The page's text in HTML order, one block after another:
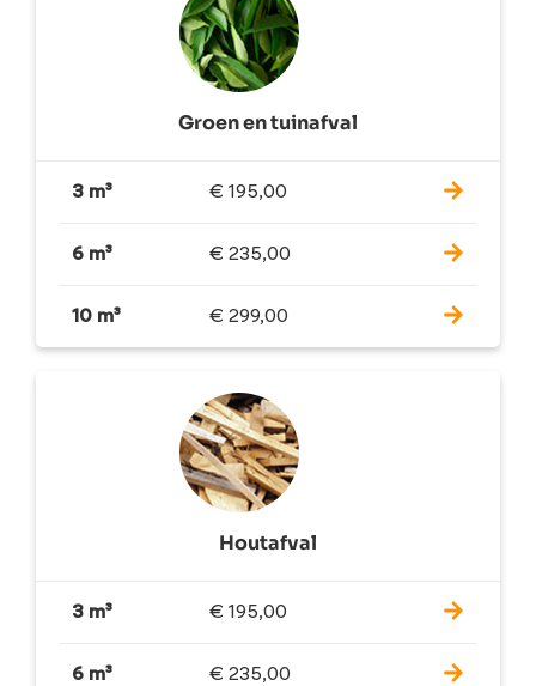
Groen en tuinafval
3 m³ € 195,00
6 m³ € 235,00
10 m³ € 299,00
Houtafval
3 m³ € 195,00
6 m³ € 235,00